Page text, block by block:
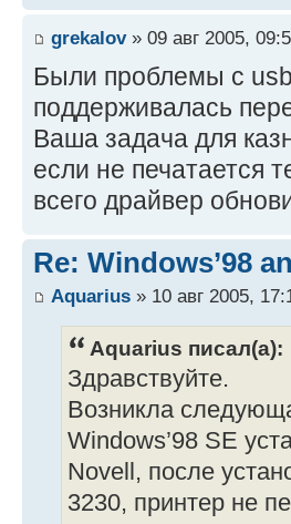
grekalov» 09 авг 2005,
Были проблемы с
поддерживалась
Ваша задача для
если не печатается
всего драйвер
Re: Windows’98
Aquarius » 10 авг 2005,
Aquarius писал(а):
Здравствуйте.
Возникла
Windows’98 SE
Novell, после
3230, принтер не